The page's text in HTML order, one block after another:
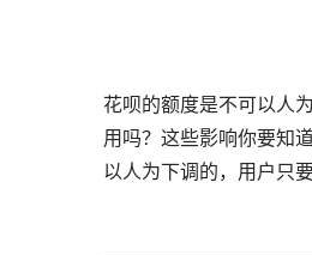
花呗的额度是不可以人
用吗？这些影响你要知
以人为下调的，用户只